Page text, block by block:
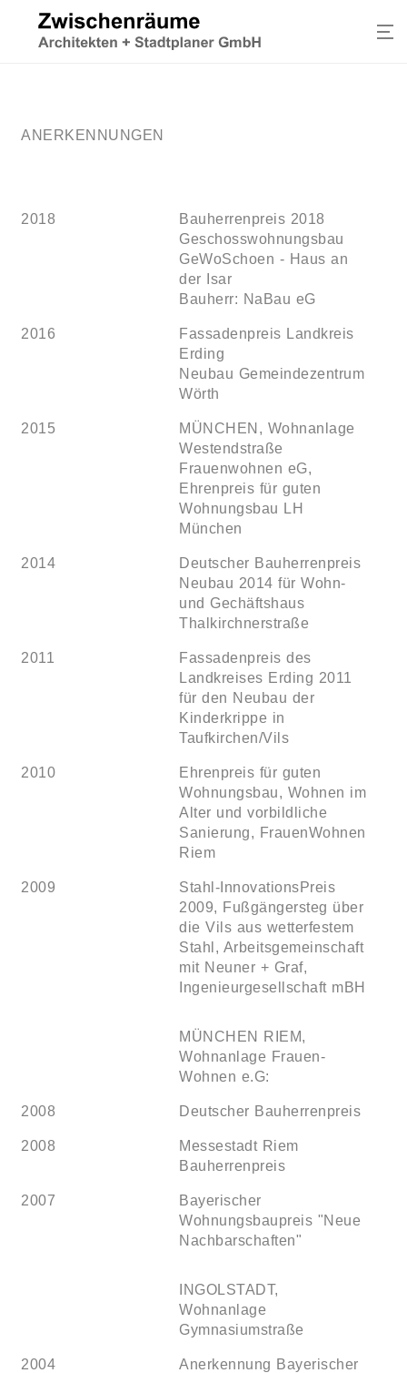
ANERKENNUNGEN
2018
Bauherrenpreis 2018
Geschosswohnungsbau
GeWoSchoen - Haus an
der Isar
Bauherr: NaBau eG
2016
Fassadenpreis Landkreis
Erding
Neubau Gemeindezentrum
Wörth
2015
MÜNCHEN, Wohnanlage
Westendstraße
Frauenwohnen eG,
Ehrenpreis für guten
Wohnungsbau LH
München
2014
Deutscher Bauherrenpreis
Neubau 2014 für Wohn-
und Gechäftshaus
Thalkirchnerstraße
2011
Fassadenpreis des
Landkreises Erding 2011
für den Neubau der
Kinderkrippe in
Taufkirchen/Vils
2010
Ehrenpreis für guten
Wohnungsbau, Wohnen im
Alter und vorbildliche
Sanierung, FrauenWohnen
Riem
2009
Stahl-InnovationsPreis
2009, Fußgängersteg über
die Vils aus wetterfestem
Stahl, Arbeitsgemeinschaft
mit Neuner + Graf,
Ingenieurgesellschaft mBH
MÜNCHEN RIEM,
Wohnanlage Frauen-
Wohnen e.G:
2008 Deutscher Bauherrenpreis
2008
Messestadt Riem
Bauherrenpreis
2007
Bayerischer
Wohnungsbaupreis "Neue
Nachbarschaften"
INGOLSTADT,
Wohnanlage
Gymnasiumstraße
2004
Anerkennung Bayerischer